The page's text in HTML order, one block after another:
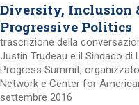
Diversity, Inclusion
Progressive Politics
trascrizione della
Justin Trudeau e il Sindaco di
Progress Summit,
Network e Center for
settembre 2016